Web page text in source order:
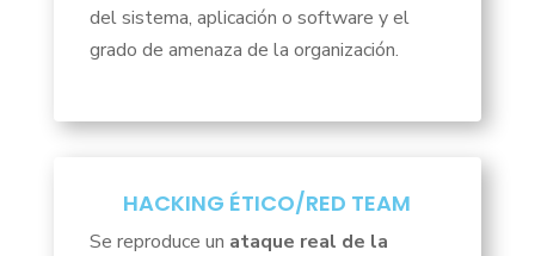
del sistema, aplicación o software y el
grado de amenaza de la organización.
HACKING ÉTICO/RED TEAM
Se reproduce un ataque real de la